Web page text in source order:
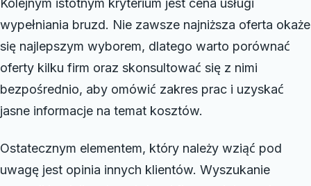
Kolejnym istotnym kryterium jest cena usługi
wypełniania bruzd. Nie zawsze najniższa oferta okaże
się najlepszym wyborem, dlatego warto porównać
oferty kilku firm oraz skonsultować się z nimi
bezpośrednio, aby omówić zakres prac i uzyskać
jasne informacje na temat kosztów.
Ostatecznym elementem, który należy wziąć pod
uwagę jest opinia innych klientów. Wyszukanie